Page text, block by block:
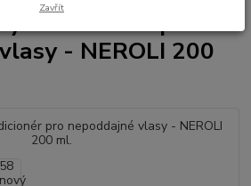
kondicionér pro
- NEROLI 200
Zavřít